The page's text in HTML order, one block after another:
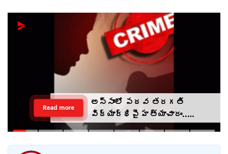
అస్సాంలో పదవ తరగతి
విద్యార్థిపై హత్యాచారం..
ఫంక్షన్‌కు వెళ్లిన తల్లి..
Read more